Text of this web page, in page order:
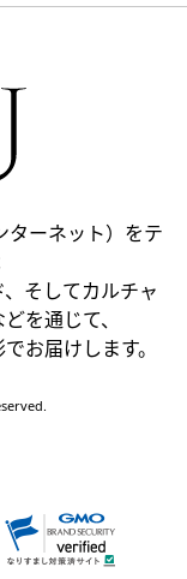
ーネット）をテ
そしてカルチャ
を通じて、
お届けします。